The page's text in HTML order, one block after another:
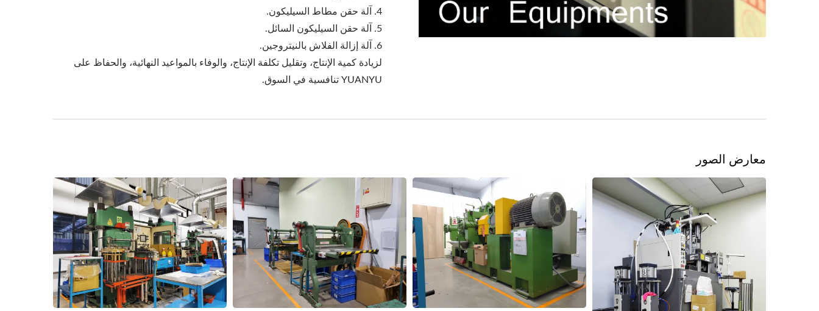
4. آلة حقن مطاط السيليكون.
5. آلة حقن السيليكون السائل.
6. آلة إزالة الفلاش بالنيتروجين.
لزيادة كمية الإنتاج، وتقليل تكلفة الإنتاج، والوفاء بالمواعيد النهائية، والحفاظ على
YUANYU تنافسية في السوق.
معارض الصور